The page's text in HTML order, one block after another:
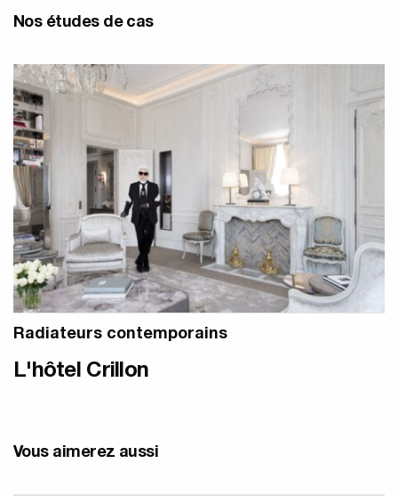
Nos études de cas
Radiateurs contemporains
L'hôtel Crillon
Vous aimerez aussi